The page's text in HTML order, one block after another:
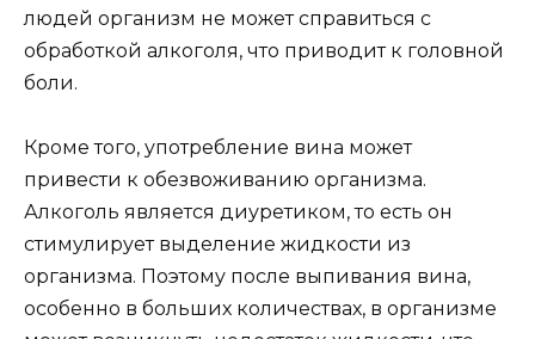
людей организм не может справиться с
обработкой алкоголя, что приводит к головной
боли.
Кроме того, употребление вина может
привести к обезвоживанию организма.
Алкоголь является диуретиком, то есть он
стимулирует выделение жидкости из
организма. Поэтому после выпивания вина,
особенно в больших количествах, в организме